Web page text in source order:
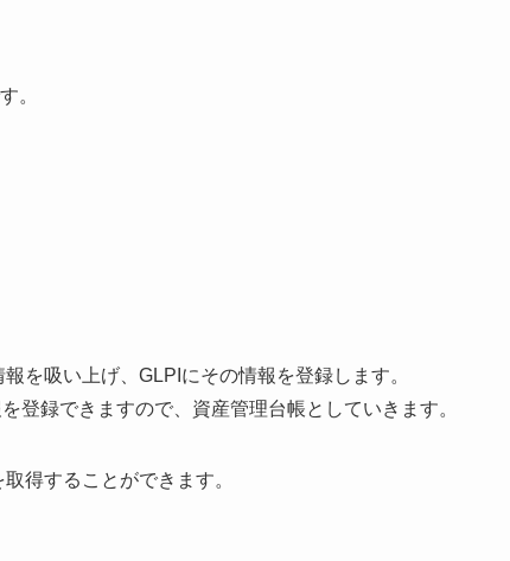
。
を吸い上げ、GLPIにその情報を登録します。
登録できますので、資産管理台帳としていきます。
得することができます。